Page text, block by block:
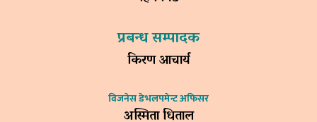
प्रबन्ध सम्पादक
किरण आचार्य
विजनेस डेभलपमेन्ट अफिसर
अस्मिता धिताल